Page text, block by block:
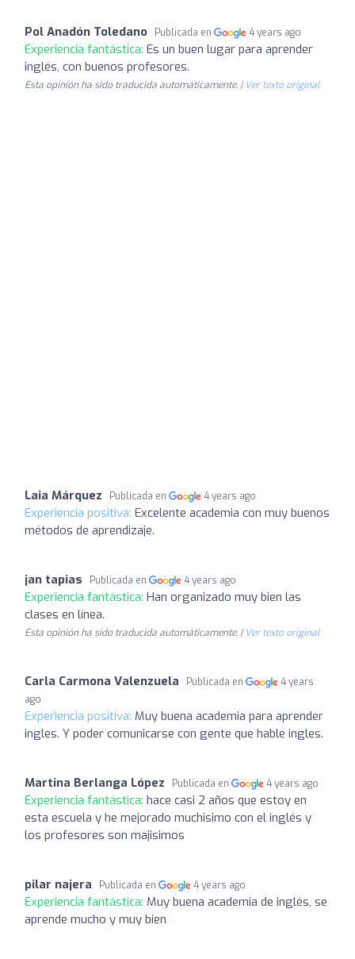
Pol Anadón Toledano Publicada en 4 years ago
Experiencia fantástica: Es un buen lugar para aprender
inglés, con buenos profesores.
Esta opinión ha sido traducida automáticamente. | Ver texto original
Laia Márquez Publicada en 4 years ago
Experiencia positiva: Excelente academia con muy buenos
métodos de aprendizaje.
jan tapias Publicada en 4 years ago
Experiencia fantástica: Han organizado muy bien las
clases en línea.
Esta opinión ha sido traducida automáticamente. | Ver texto original
Carla Carmona Valenzuela Publicada en
4 years
ago
Experiencia positiva: Muy buena academia para aprender
ingles. Y poder comunicarse con gente que hable ingles.
Martina Berlanga López Publicada en 4 years ago
Experiencia fantástica: hace casi 2 años que estoy en
esta escuela y he mejorado muchisimo con el inglés y
los profesores son majisimos
pilar najera Publicada en 4 years ago
Experiencia fantástica: Muy buena academia de inglés, se
aprende mucho y muy bien